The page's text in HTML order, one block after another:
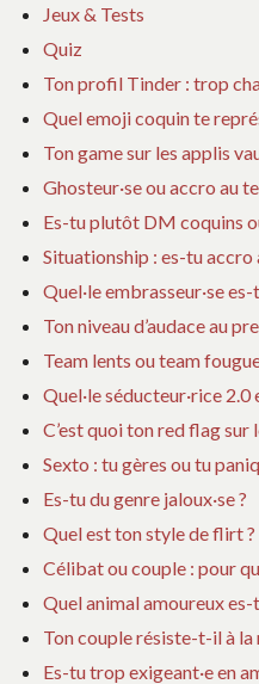
Jeux & Tests
Quiz
Ton profil Tinder : trop
Quel emoji coquin te
Ton game sur les applis
Ghosteur·se ou accro au
Es-tu plutôt DM coquins
Situationship : es-tu accro
Quel·le embrasseur·se es-
Ton niveau d’audace au
Team lents ou team
Quel·le séducteur·rice 2.0
C’est quoi ton red flag sur
Sexto : tu gères ou tu
Es-tu du genre jaloux·se ?
Quel est ton style de flirt ?
Célibat ou couple : pour
Quel animal amoureux es-
Ton couple résiste-t-il à la
Es-tu trop exigeant·e en